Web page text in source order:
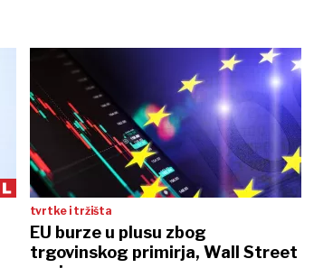
tvrtke i tržišta
EU burze u plusu zbog
trgovinskog primirja, Wall Street